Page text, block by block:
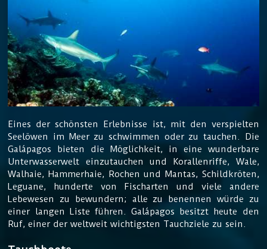
Eines der schönsten Erlebnisse ist, mit den verspielten
Seelöwen im Meer zu schwimmen oder zu tauchen. Die
Galápagos bieten die Möglichkeit, in eine wunderbare
Unterwasserwelt einzutauchen und Korallenriffe, Wale,
Walhaie, Hammerhaie, Rochen und Mantas, Schildkröten,
Leguane, hunderte von Fischarten und viele andere
Lebewesen zu bewundern; alle zu benennen würde zu
einer langen Liste führen. Galápagos besitzt heute den
Ruf, einer der weltweit wichtigsten Tauchziele zu sein.